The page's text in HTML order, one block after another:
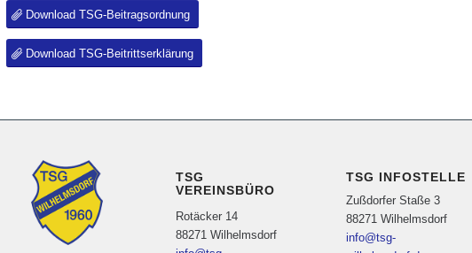
Download TSG-Beitragsordnung
Download TSG-Beitrittserklärung
TSG
VEREINSBÜRO
Rotäcker 14
88271 Wilhelmsdorf
TSG INFOSTELLE
Zußdorfer Staße 3
88271 Wilhelmsdorf
info@tsg-